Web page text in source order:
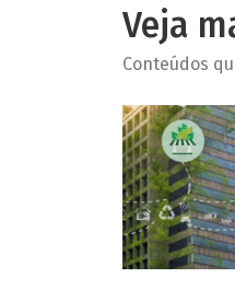
Veja
Conteúdos